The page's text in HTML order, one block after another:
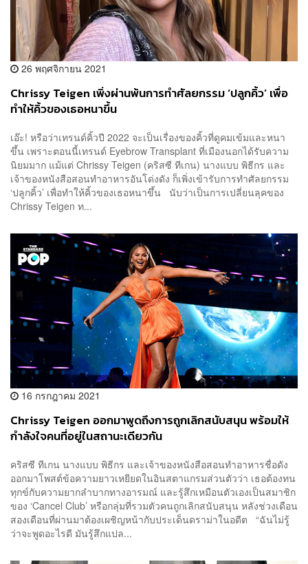
26 พฤศจิกายน 2021
Chrissy Teigen เพิ่งผ่านพ้นการทำศัลยกรรม ‘ปลูกคิ้ว’ เพื่อ
ทำให้คิ้วของเธอหนาขึ้น
เอ๊ะ! หรือว่าเทรนด์คิ้วปี 2022 จะเป็นเรื่องของคิ้วที่ดูคมเข้มและหนา
ขึ้น เพราะตอนนี้เทรนด์ Eyebrow Transplant ที่เมืองนอกได้รับความ
นิยมมาก แม้แต่ Chrissy Teigen (คริสซี ทีเกน) นางแบบ พิธีกร และ
เจ้าของหนังสือสอนทำอาหารอันโด่งดัง ก็เพิ่งเข้ารับการทำศัลยกรรม
‘ปลูกคิ้ว’ เพื่อทำให้คิ้วของเธอหนาขึ้น นับว่าเป็นการเปลี่ยนลุคของ
Chrissy Teigen ท...
16 กรกฎาคม 2021
Chrissy Teigen ออกมาพูดถึงการถูกเลิกสนับสนุน พร้อมให้
กำลังใจคนที่อยู่ในสถานะเดียวกัน
คริสซี ทีเกน นางแบบ พิธีกร และเจ้าของหนังสือสอนทำอาหารชื่อดัง
ออกมาโพสต์ข้อความยาวเหยียดในอินสตาแกรมส่วนตัวว่า เธอต้องทน
ทุกข์กับความยากลำบากทางอารมณ์ และรู้สึกเหมือนตัวเองเป็นสมาชิก
ของ ‘Cancel Club’ หรือกลุ่มที่รวมตัวคนถูกเลิกสนับสนุน หลังช่วงเดือน
สองเดือนที่ผ่านมาต้องเผชิญหน้ากับประเด็นดราม่าในอดีต “ฉันไม่รู้
ว่าจะพูดอะไรดี มันรู้สึกแปล...